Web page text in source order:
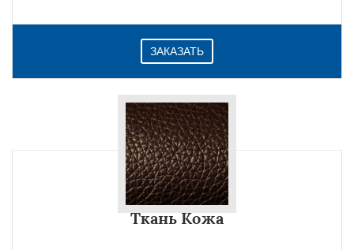
ЗАКАЗАТЬ
Ткань Кожа